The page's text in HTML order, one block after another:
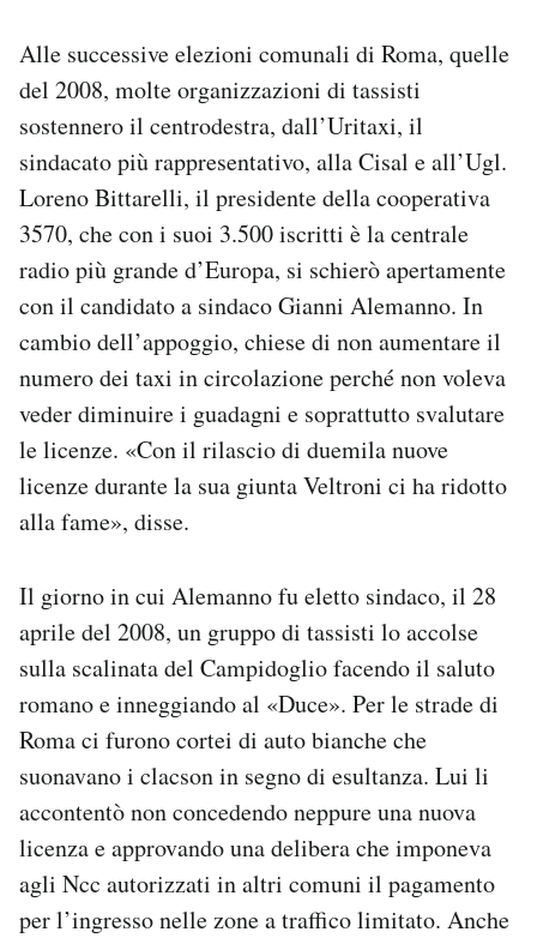
Alle successive elezioni comunali di Roma, quelle
del 2008, molte organizzazioni di tassisti
sostennero il centrodestra, dall’Uritaxi, il
sindacato più rappresentativo, alla Cisal e all’Ugl.
Loreno Bittarelli, il presidente della cooperativa
3570, che con i suoi 3.500 iscritti è la centrale
radio più grande d’Europa, si schierò apertamente
con il candidato a sindaco Gianni Alemanno. In
cambio dell’appoggio, chiese di non aumentare il
numero dei taxi in circolazione perché non voleva
veder diminuire i guadagni e soprattutto svalutare
le licenze. «Con il rilascio di duemila nuove
licenze durante la sua giunta Veltroni ci ha ridotto
alla fame», disse.
Il giorno in cui Alemanno fu eletto sindaco, il 28
aprile del 2008, un gruppo di tassisti lo accolse
sulla scalinata del Campidoglio facendo il saluto
romano e inneggiando al «Duce». Per le strade di
Roma ci furono cortei di auto bianche che
suonavano i clacson in segno di esultanza. Lui li
accontentò non concedendo neppure una nuova
licenza e approvando una delibera che imponeva
agli Ncc autorizzati in altri comuni il pagamento
per l’ingresso nelle zone a traffico limitato. Anche